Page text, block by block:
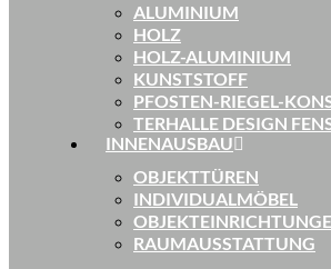
ALUMINIUM
HOLZ
HOLZ-ALUMINIUM
KUNSTSTOFF
PFOSTEN-RIEGEL-
TERHALLE DESIGN
INNENAUSBAU
OBJEKTTÜREN
INDIVIDUALMÖBEL
RAUMAUSSTATTUNG